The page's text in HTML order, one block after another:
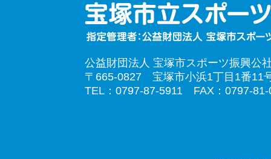
公益財団法人 宝塚市スポーツ振興公
〒665-0827 宝塚市小浜1丁目1番11
TEL：0797-87-5911 FAX：0797-81-